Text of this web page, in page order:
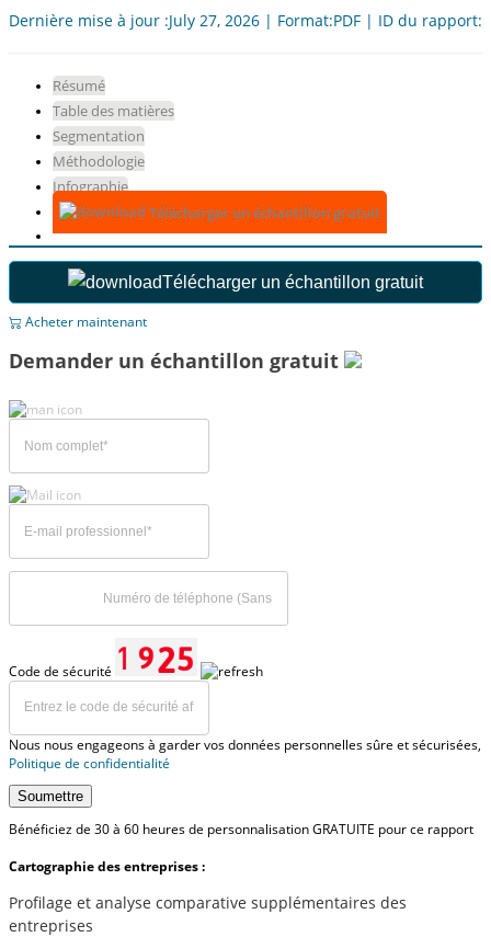
Dernière mise à jour :July 27, 2026 | Format:PDF | ID du rapport:
Résumé
Table des matières
Segmentation
Méthodologie
Infographie
Télécharger un échantillon gratuit
Télécharger un échantillon gratuit
Acheter maintenant
Demander un échantillon gratuit
Code de sécurité
Nous nous engageons à garder vos données personnelles sûre et sécurisées,
Politique de confidentialité
Soumettre
Bénéficiez de 30 à 60 heures de personnalisation GRATUITE pour ce rapport
Cartographie des entreprises :
Profilage et analyse comparative supplémentaires des
entreprises